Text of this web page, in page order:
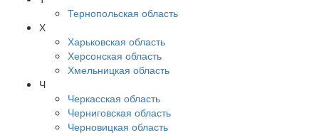
Тернопольская область
Х
Харьковская область
Херсонская область
Хмельницкая область
Ч
Черкасская область
Черниговская область
Черновицкая область